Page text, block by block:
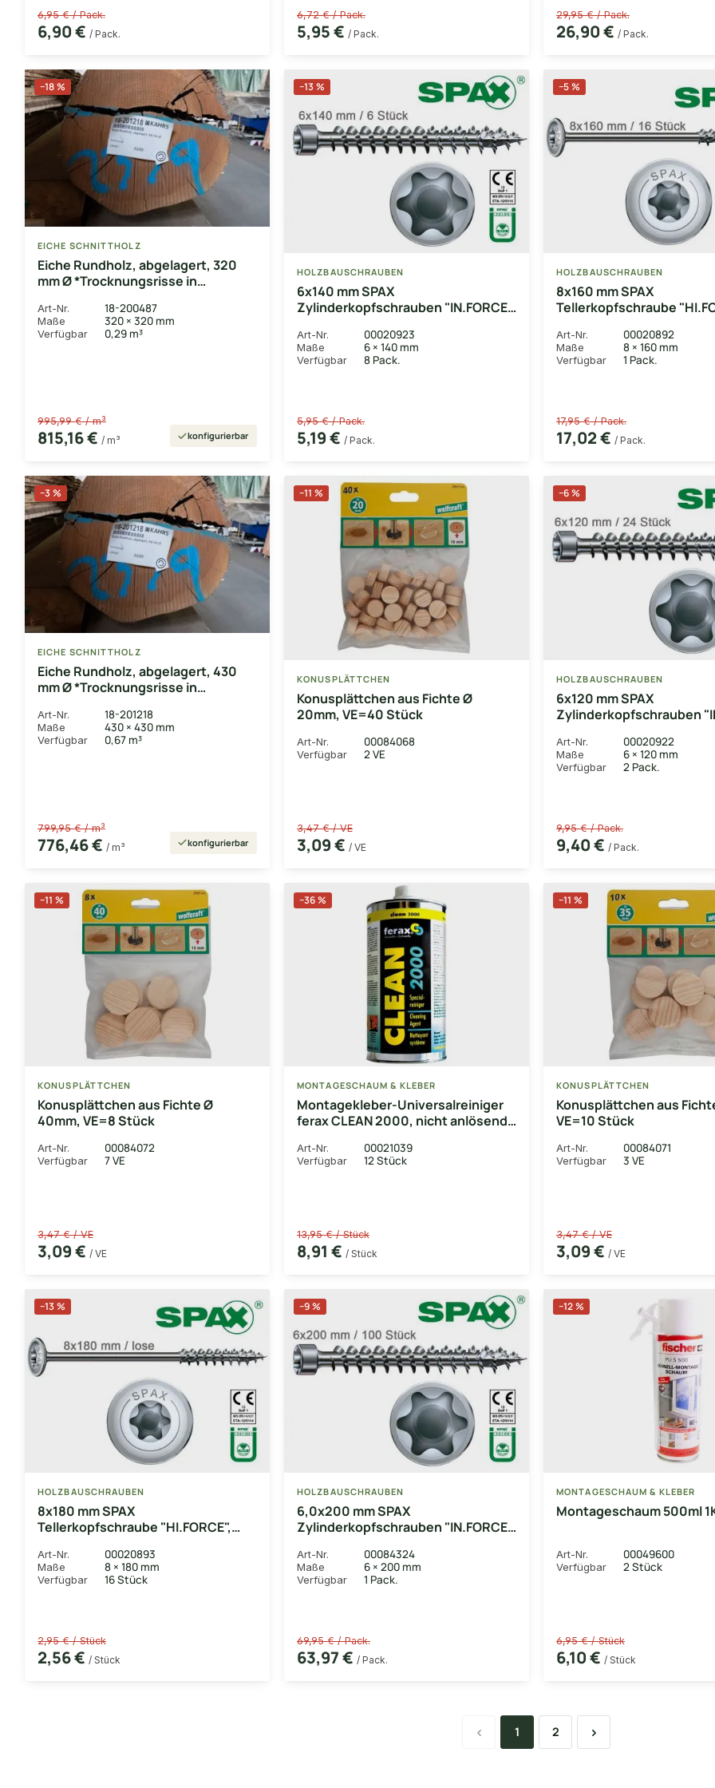
6,95 € / Pack.
6,90 € / Pack.
6,72 € / Pack.
5,95 € / Pack.
29,95 € / Pack.
26,90 € / Pack.
−18 %
EICHE SCHNITTHOLZ
Eiche Rundholz, abgelagert, 320
mm Ø *Trocknungsrisse in
Art-Nr. 18-200487
Maße 320 × 320 mm
Verfügbar 0,29 m³
995,99 € / m³
815,16 € / m³ konfigurierbar
−13 %
HOLZBAUSCHRAUBEN
6x140 mm SPAX
Zylinderkopfschrauben "IN.FORCE",
Stk. Vollgewinde
Art-Nr. 00020923
Maße 6 × 140 mm
Verfügbar 8 Pack.
5,95 € / Pack.
5,19 € / Pack.
−5 %
HOLZBAUSCHRAUBEN
8x160 mm SPAX
Tellerkopfschraube
mit Tellerkopf und
Art-Nr. 00020892
Maße 8 × 160 mm
Verfügbar 1 Pack.
17,95 € / Pack.
17,02 € / Pack.
−3 %
EICHE SCHNITTHOLZ
Eiche Rundholz, abgelagert, 430
mm Ø *Trocknungsrisse in
Art-Nr. 18-201218
Maße 430 × 430 mm
Verfügbar 0,67 m³
799,95 € / m³
776,46 € / m³ konfigurierbar
−11 %
KONUSPLÄTTCHEN
Konusplättchen aus Fichte Ø
20mm, VE=40 Stück
Art-Nr. 00084068
Verfügbar 2 VE
3,47 € / VE
3,09 € / VE
−6 %
HOLZBAUSCHRAUBEN
6x120 mm SPAX
Zylinderkopfschrauben
Vollgewinde, 24 Stk.
Art-Nr. 00020922
Maße 6 × 120 mm
Verfügbar 2 Pack.
9,95 € / Pack.
9,40 € / Pack.
−11 %
KONUSPLÄTTCHEN
Konusplättchen aus Fichte Ø
40mm, VE=8 Stück
Art-Nr. 00084072
Verfügbar 7 VE
3,47 € / VE
3,09 € / VE
−36 %
MONTAGESCHAUM & KLEBER
Montagekleber-Universalreiniger
ferax CLEAN 2000, nicht anlösend,
Art-Nr. 00021039
Verfügbar 12 Stück
13,95 € / Stück
8,91 € / Stück
−11 %
KONUSPLÄTTCHEN
Konusplättchen aus
VE=10 Stück
Art-Nr. 00084071
Verfügbar 3 VE
3,47 € / VE
3,09 € / VE
−13 %
HOLZBAUSCHRAUBEN
8x180 mm SPAX
Tellerkopfschraube "HI.FORCE",
Tellerkopf und Teilgewinde
Art-Nr. 00020893
Maße 8 × 180 mm
Verfügbar 16 Stück
2,95 € / Stück
2,56 € / Stück
−9 %
HOLZBAUSCHRAUBEN
6,0x200 mm SPAX
Zylinderkopfschrauben "IN.FORCE",
Art-Nr. 00084324
Maße 6 × 200 mm
Verfügbar 1 Pack.
69,95 € / Pack.
63,97 € / Pack.
−12 %
MONTAGESCHAUM & KLEBER
Montageschaum 500ml
Art-Nr. 00049600
Verfügbar 2 Stück
6,95 € / Stück
6,10 € / Stück
Seite
1 Seite
2